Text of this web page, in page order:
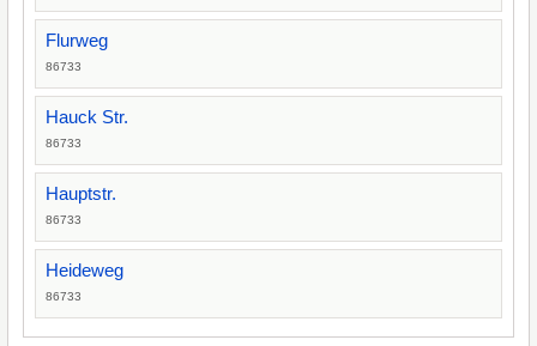
Flurweg
86733
Hauck Str.
86733
Hauptstr.
86733
Heideweg
86733